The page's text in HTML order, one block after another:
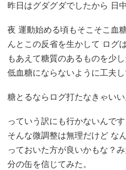
昨日はグダグダでしたから 日
夜 運動始める頃もそこそこ血
んとこの反省を生かして ログ
もあえて糖質のあるものを少
低血糖にならないように工夫し
糖とるならログ打たなきゃい
っていう訳にも行かないんです
そんな微調整は無理だけど な
っておいた方が良いかもな？
分の缶を信じてみた。